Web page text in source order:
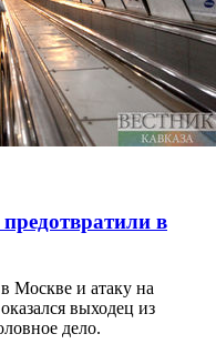
в
Москве и атаку на
выходец из
дело.